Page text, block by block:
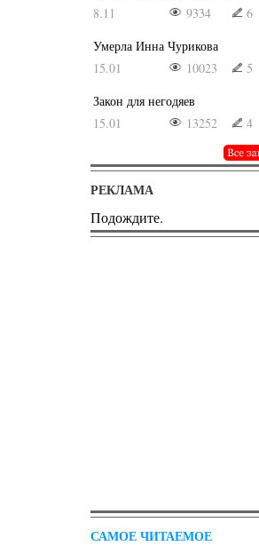
8.11
9334
6
Умерла Инна Чурикова
15.01
10023
5
Закон для негодяев
15.01
13252 4
РЕКЛАМА
Подождите.
САМОЕ ЧИТАЕМОЕ